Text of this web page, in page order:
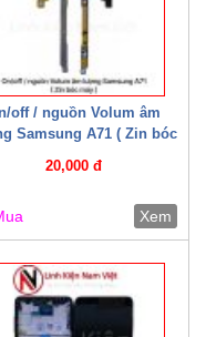
off / nguồn Volum âm
Samsung A71 ( Zin bóc
20,000 đ
Xem